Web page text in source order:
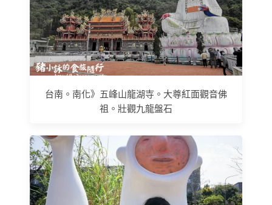
台南。南化》五峰山龍湖寺。大尊紅面觀音佛
祖。壯觀九龍盤石